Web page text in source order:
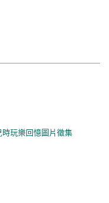
玩樂回憶圖片徵集